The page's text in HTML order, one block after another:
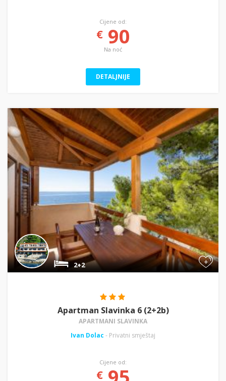
Cijene od:
€90
Na noć
DETALJNIJE
+
2+2
Apartman Slavinka 6 (2+2b)
APARTMANI SLAVINKA
Ivan Dolac - Privatni smještaj
Cijene od:
€